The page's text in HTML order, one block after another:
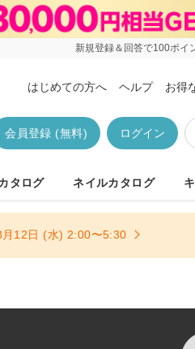
新規登録＆回答で100ポイ
はじめての方へ ヘルプ お得
ログイン
会員登録 (無料)
タログ ネイルカタログ
月12日 (水) 2:00〜5:30